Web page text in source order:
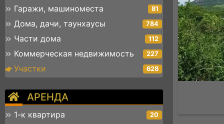
Гаражи, машиноместа 81
Дома, дачи, таунхаусы 784
Части дома 112
Коммерческая недвижимость 227
Участки 628
АРЕНДА
1-к квартира 20